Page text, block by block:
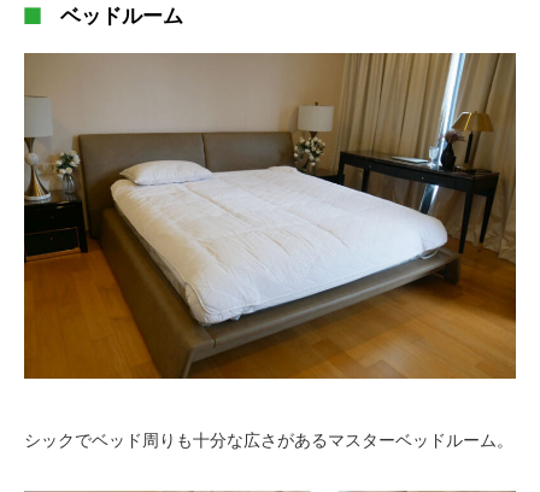
ベッドルーム
シックでベッド周りも十分な広さがあるマスターベッドルーム。